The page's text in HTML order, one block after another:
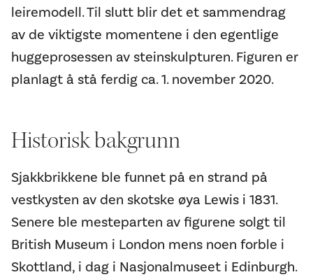
leiremodell. Til slutt blir det et sammendrag
av de viktigste momentene i den egentlige
huggeprosessen av steinskulpturen. Figuren er
planlagt å stå ferdig ca. 1. november 2020.
Historisk bakgrunn
Sjakkbrikkene ble funnet på en strand på
vestkysten av den skotske øya Lewis i 1831.
Senere ble mesteparten av figurene solgt til
British Museum i London mens noen forble i
Skottland, i dag i Nasjonalmuseet i Edinburgh.